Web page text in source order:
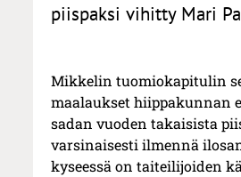
piispaksi vihitty Mari
Mikkelin tuomiokapitulin
maalaukset hiippakunnan
sadan vuoden takaisista
varsinaisesti ilmennä
kyseessä on taiteilijoiden